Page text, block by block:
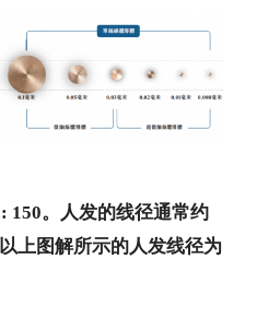
150。人发的线径通常约
上图解所示的人发线径为